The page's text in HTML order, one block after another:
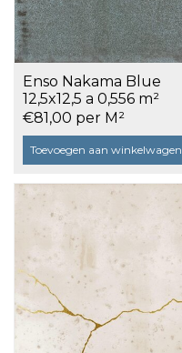
Enso Nakama Blue
12,5x12,5 a 0,556 m²
€81,00 per M²
Toevoegen aan winkelwagen